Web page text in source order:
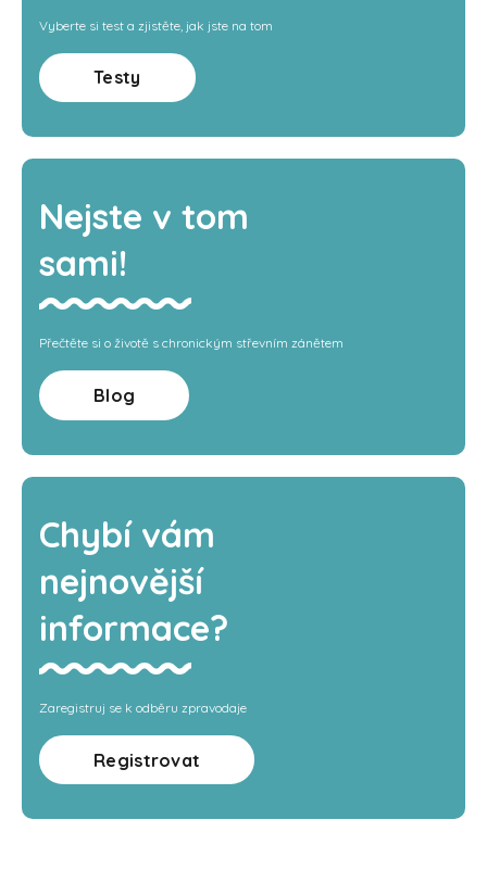
Vyberte si test a zjistěte, jak jste na tom
Testy
Nejste v tom
sami!
Přečtěte si o životě s chronickým střevním zánětem
Blog
Chybí vám
nejnovější
informace?
Zaregistruj se k odběru zpravodaje
Registrovat